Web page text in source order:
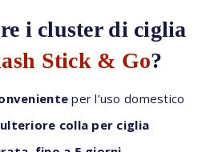
i cluster di ciglia
Stick & Go?
per l’uso domestico
ulteriore colla per ciglia